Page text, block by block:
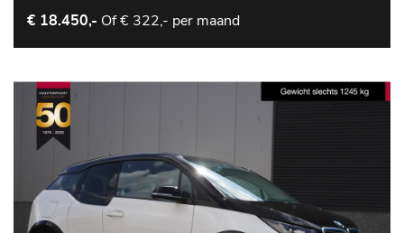
€ 18.450,- Of€ 322,- per maand